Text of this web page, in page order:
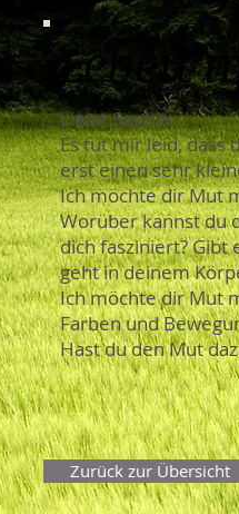
Leben
Liebe Sophia
Es tut mir leid, dass
erst einen sehr
Ich möchte dir Mut
Worüber kannst du
dich fasziniert? Gibt
geht in deinem
Ich möchte dir Mut
Farben und
Hast du den Mut
Zurück zur Übersicht